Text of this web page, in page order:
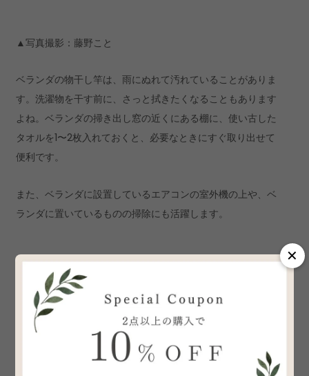
▲写真撮影：藤野こと
ベランダの物干し竿は、雨にぬれて汚れていることがありま
す。洗濯物を干す前に、さっと拭きたくなることもあります
よね。ベランダの掃き出し窓の近くにある棚に、使い古した
タオルを1〜2枚入れておくと、必要なときにすぐ取り出せて
便利です。
また、ベランダに設置しているエアコンの室外機の上や、ベ
ランダに置いているものの掃除にも活躍します。
食器の収納や梱包時の緩衝材に
食器をしまうときや荷物を送るときに、使い古したタオルを
✕